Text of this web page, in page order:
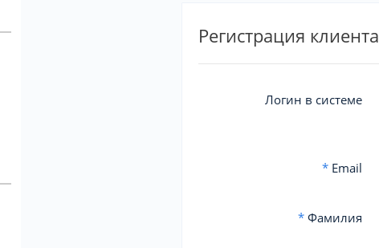
Регистрация клиента
Логин в системе
*Email
*Фамилия